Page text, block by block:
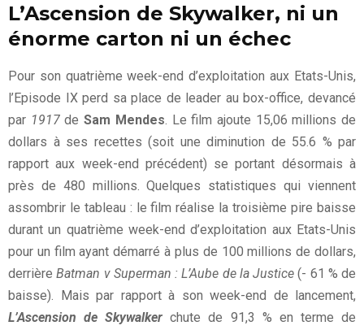
L’Ascension de Skywalker, ni un
énorme carton ni un échec
Pour son quatrième week-end d’exploitation aux Etats-Unis,
l’Episode IX perd sa place de leader au box-office, devancé
par 1917deSam Mendes . Le film ajoute 15,06 millions de
dollars à ses recettes (soit une diminution de 55.6 % par
rapport aux week-end précédent) se portant désormais à
près de 480 millions. Quelques statistiques qui viennent
assombrir le tableau : le film réalise la troisième pire baisse
durant un quatrième week-end d’exploitation aux Etats-Unis
pour un film ayant démarré à plus de 100 millions de dollars,
derrièreBatman v Superman : L’Aube de la Justice (- 61 % de
baisse). Mais par rapport à son week-end de lancement,
L’Ascension de Skywalker chute de 91,3 % en terme de